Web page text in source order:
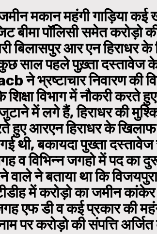
मकान महंगी गाड़िया कई
बीमा पॉलिसी समेत करोड़ो
बिलासपुर आर एन हिराधर
साल पहले पुख़्ता दस्तावेज
ने भ्रष्टाचार निवारण की
शिक्षा विभाग में नौकरी करते
में लगे हैं, हिराधर की
हुए आरएन हिराधर के
थी, बकायदा पुख्ता
व विभिन्न जगहो में पद का
वाले ने बताया था कि
में करोड़ो का जमीन
एफ डी व कई प्रकार की
पर करोड़ो की संपत्ति